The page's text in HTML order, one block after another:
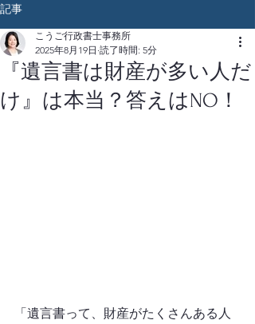
記事
『遺言書は財産が多い人だ
け』は本当？答えはNO！
こうご行政書士事務所
2025年8月19日 読了時間: 5分
「遺言書って、財産がたくさんある人